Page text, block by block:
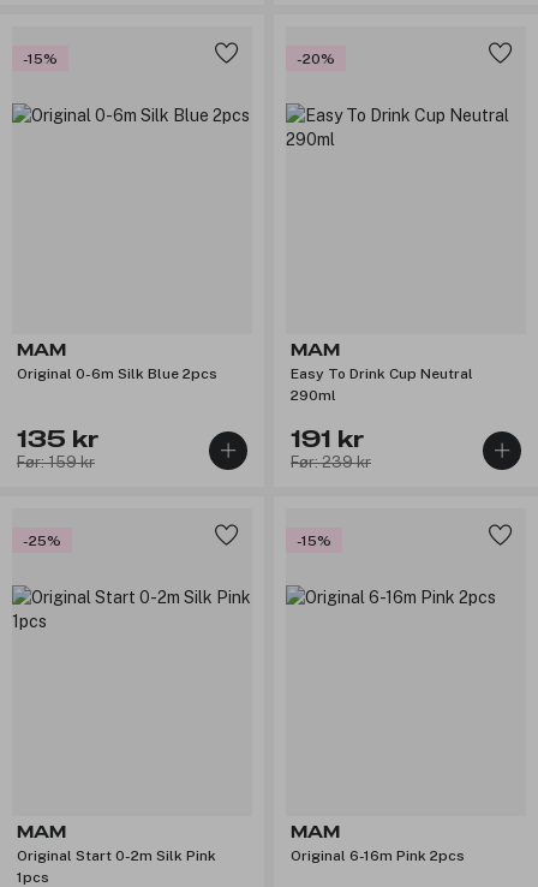
-15%
MAM
Original 0-6m Silk Blue 2pcs
135 kr
Før: 159 kr
-20%
MAM
Easy To Drink Cup Neutral
290ml
191 kr
Før: 239 kr
-25%
MAM
Original Start 0-2m Silk Pink
1pcs
-15%
MAM
Original 6-16m Pink 2pcs